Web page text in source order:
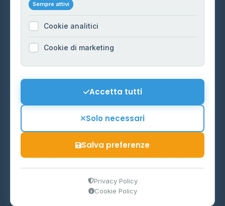
Cookie Policy
Preferenze Cookie
Mappa del sito
P.IVA 03859300364
Ministero delle Imprese e del Made in Italy
Sempre attivi
Cookie analitici
Cookie di marketing
Accetta tutti
Solo necessari
Salva preferenze
Privacy Policy
Cookie Policy